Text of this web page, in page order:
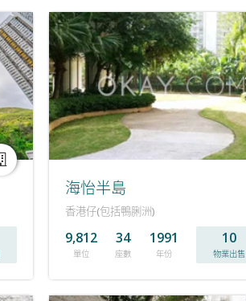
海怡半島
香港仔(包括鴨脷洲)
9,812
單位
34
座數
1991
年份
10
物業出售